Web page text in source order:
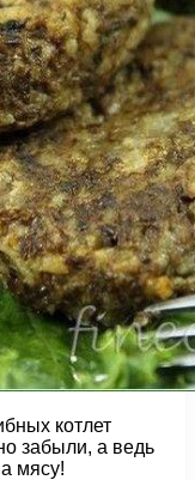
котлет
забыли, а ведь
мясу!